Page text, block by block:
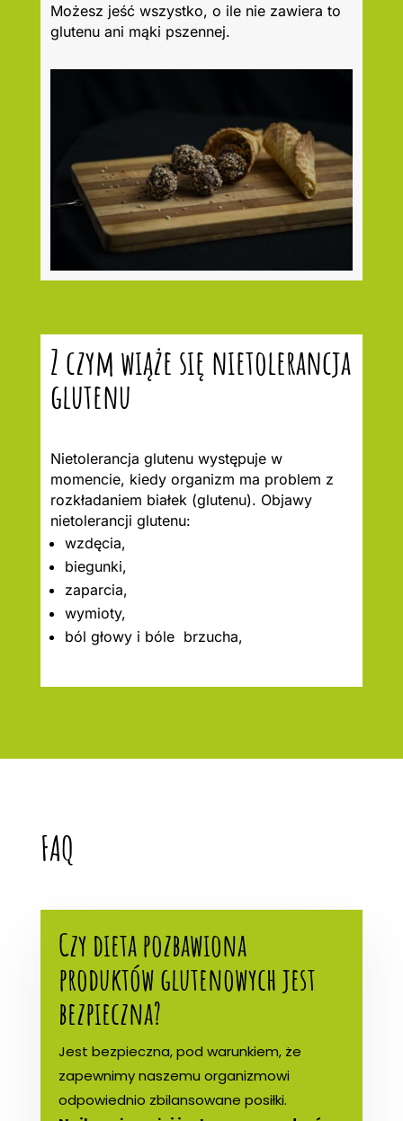
Możesz jeść wszystko, o ile nie zawiera to
glutenu ani mąki pszennej.
Z czym wiąże się nietolerancja
glutenu
Nietolerancja glutenu występuje w
momencie, kiedy organizm ma problem z
rozkładaniem białek (glutenu). Objawy
nietolerancji glutenu:
wzdęcia,
biegunki,
zaparcia,
wymioty,
ból głowy i bóle brzucha,
FAQ
Czy dieta pozbawiona
produktów glutenowych jest
bezpieczna?
Jest bezpieczna, pod warunkiem, że
zapewnimy naszemu organizmowi
odpowiednio zbilansowane posiłki.